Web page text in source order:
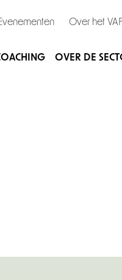
Over het
OVER DE